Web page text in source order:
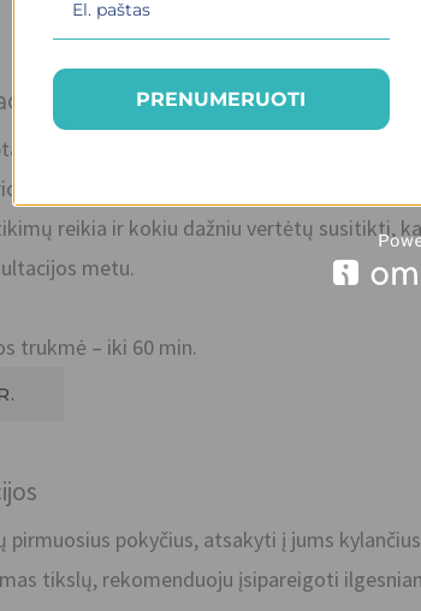
jūsų dabartinius valgymo, judėjimo ir
prašo didesnio jūsų dėmesio.
reikia ir kokiu dažniu vertėtų susitikti,
metu.
trukmė – iki 60 min.
pirmuosius pokyčius, atsakyti į jums
tikslų, rekomenduoju įsipareigoti
PRENUMERUOTI